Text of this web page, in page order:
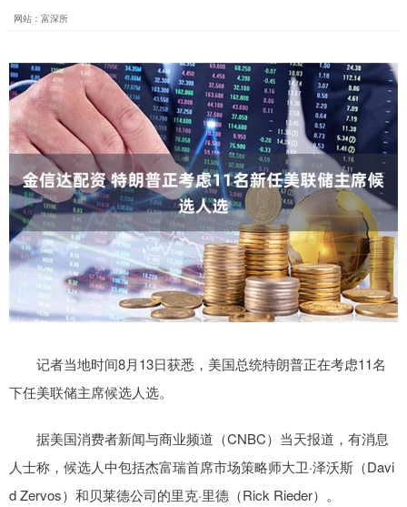
网站：富深所
记者当地时间8月13日获悉，美国总统特朗普正在考虑11名
下任美联储主席候选人选。
据美国消费者新闻与商业频道（CNBC）当天报道，有消息
人士称，候选人中包括杰富瑞首席市场策略师大卫·泽沃斯（Davi
d Zervos）和贝莱德公司的里克·里德（Rick Rieder）。